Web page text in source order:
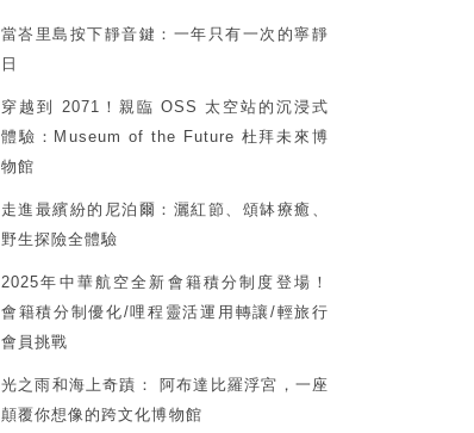
當峇里島按下靜音鍵：一年只有一次的寧靜
日
穿越到 2071！親臨 OSS 太空站的沉浸式
體驗：Museum of the Future 杜拜未來博
物館
走進最繽紛的尼泊爾：灑紅節、頌缽療癒、
野生探險全體驗
2025年中華航空全新會籍積分制度登場！
會籍積分制優化/哩程靈活運用轉讓/輕旅行
會員挑戰
光之雨和海上奇蹟： 阿布達比羅浮宮，一座
顛覆你想像的跨文化博物館